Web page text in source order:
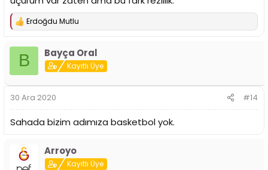
T
:
Erdoğdu Mutlu
B Bayça Oral
Kayıtlı Üye
30 Ara 2020 #14
Sahada bizim adımıza basketbol yok.
Arroyo
Kayıtlı Üye